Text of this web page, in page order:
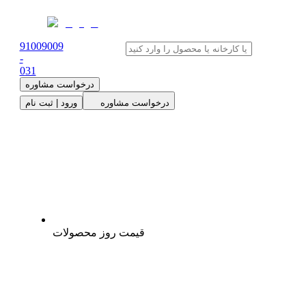
91009009
-
031
درخواست مشاوره
ورود | ثبت نام
درخواست مشاوره
قیمت روز محصولات